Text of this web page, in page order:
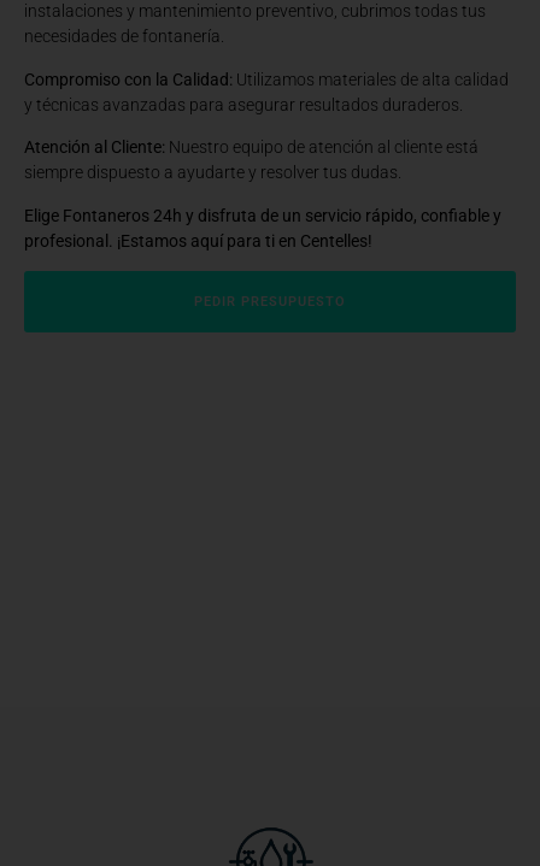
instalaciones y mantenimiento preventivo, cubrimos todas tus
necesidades de fontanería.
Compromiso con la Calidad: Utilizamos materiales de alta calidad
y técnicas avanzadas para asegurar resultados duraderos.
Atención al Cliente: Nuestro equipo de atención al cliente está
siempre dispuesto a ayudarte y resolver tus dudas.
Elige Fontaneros 24h y disfruta de un servicio rápido, confiable y
profesional. ¡Estamos aquí para ti en Centelles!
PEDIR PRESUPUESTO